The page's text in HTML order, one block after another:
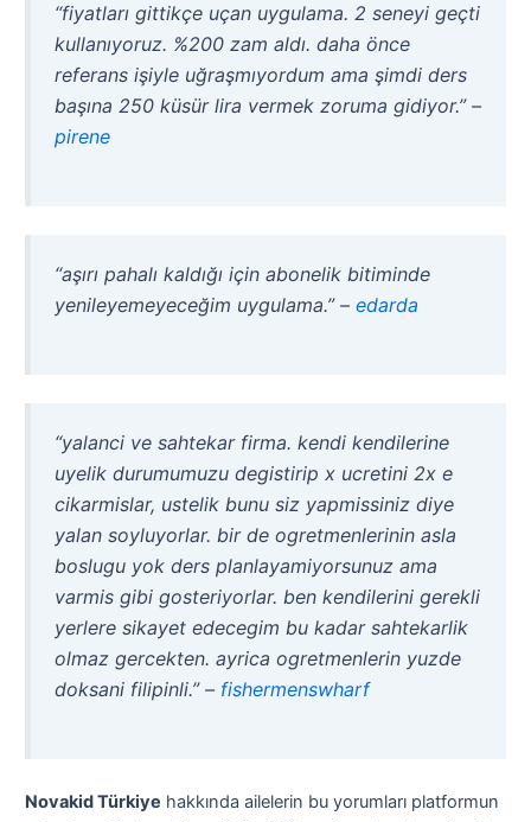
“fiyatları gittikçe uçan uygulama. 2 seneyi geçti
kullanıyoruz. %200 zam aldı. daha önce
referans işiyle uğraşmıyordum ama şimdi ders
başına 250 küsür lira vermek zoruma gidiyor.” –
pirene
“aşırı pahalı kaldığı için abonelik bitiminde
yenileyemeyeceğim uygulama.” –edarda
“yalanci ve sahtekar firma. kendi kendilerine
uyelik durumumuzu degistirip x ucretini 2x e
cikarmislar, ustelik bunu siz yapmissiniz diye
yalan soyluyorlar. bir de ogretmenlerinin asla
boslugu yok ders planlayamiyorsunuz ama
varmis gibi gosteriyorlar. ben kendilerini gerekli
yerlere sikayet edecegim bu kadar sahtekarlik
olmaz gercekten. ayrica ogretmenlerin yuzde
doksani filipinli.” – fishermenswharf
Novakid Türkiye hakkında ailelerin bu yorumları platformun